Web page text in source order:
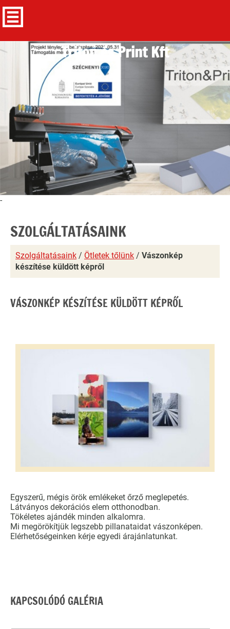
Triton és Print Kft
-
SZOLGÁLTATÁSAINK
Szolgáltatásaink / Ötletek tőlünk / Vászonkép
készítése küldött képről
VÁSZONKÉP KÉSZÍTÉSE KÜLDÖTT KÉPRŐL
Egyszerű, mégis örök emlékeket őrző meglepetés.
Látványos dekorációs elem otthonodban.
Tökéletes ajándék minden alkalomra.
Mi megörökítjük legszebb pillanataidat vászonképen.
Elérhetőségeinken kérje egyedi árajánlatunkat.
KAPCSOLÓDÓ GALÉRIA